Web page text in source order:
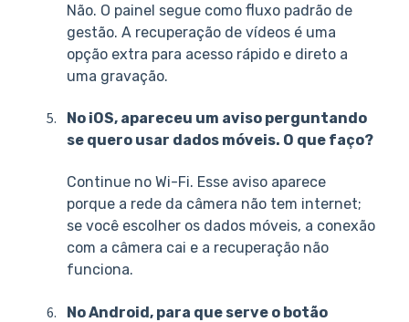
Não. O painel segue como fluxo padrão de
gestão. A recuperação de vídeos é uma
opção extra para acesso rápido e direto a
uma gravação.
No iOS, apareceu um aviso perguntando
se quero usar dados móveis. O que faço?
Continue no Wi-Fi. Esse aviso aparece
porque a rede da câmera não tem internet;
se você escolher os dados móveis, a conexão
com a câmera cai e a recuperação não
funciona.
No Android, para que serve o botão